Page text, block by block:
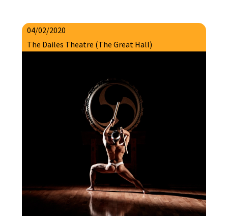
04/02/2020
The Dailes Theatre (The Great Hall)